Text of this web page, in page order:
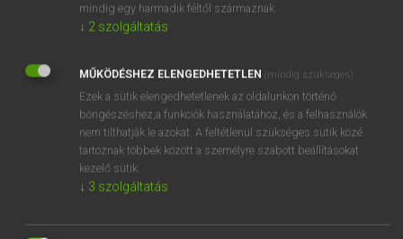
SZOTAR.NET APPLIKÁCIÓ
mindig egy harmadik féltől származnak.
↓ 2 szolgáltatás
MŰKÖDÉSHEZ ELENGEDHETETLEN (mindig szükséges)
Ezek a sütik elengedhetetlenek az oldalunkon történő
böngészéshez,a funkciók használatához, és a felhasználók
nem tilthatják le azokat. A feltétlenül szükséges sütik közé
tartoznak többek között a személyre szabott beállításokat
kezelő sütik.
↓ 3 szolgáltatás